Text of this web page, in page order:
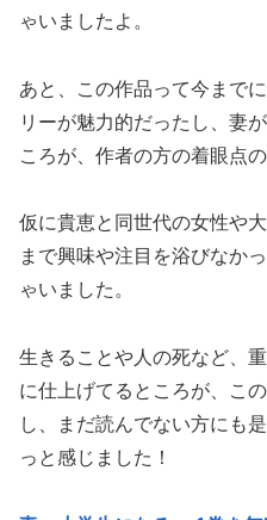
ゃいましたよ。
あと、この作品って今まで
リーが魅力的だったし、妻
ころが、作者の方の着眼点
仮に貴恵と同世代の女性や
まで興味や注目を浴びなか
ゃいました。
生きることや人の死など、
に仕上げてるところが、こ
し、まだ読んでない方にも
っと感じました！